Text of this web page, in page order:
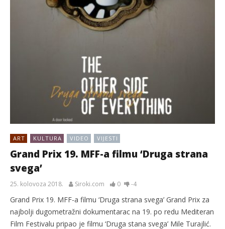
ART KULTURA VIDEO VIJESTI
Grand Prix 19. MFF-a filmu ‘Druga strana
svega’
25. kolovoza 2018. Siroki.com 0 -4
Grand Prix 19. MFF-a filmu ‘Druga strana svega’ Grand Prix za
najbolji dugometražni dokumentarac na 19. po redu Mediteran
Film Festivalu pripao je filmu ‘Druga stana svega’ Mile Turajlić.